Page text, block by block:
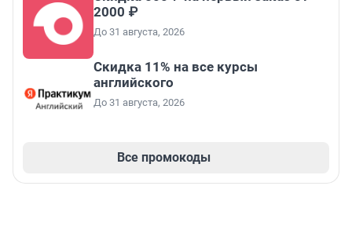
2000 ₽
До 31 августа, 2026
Скидка 11% на все курсы
английского
До 31 августа, 2026
Все промокоды